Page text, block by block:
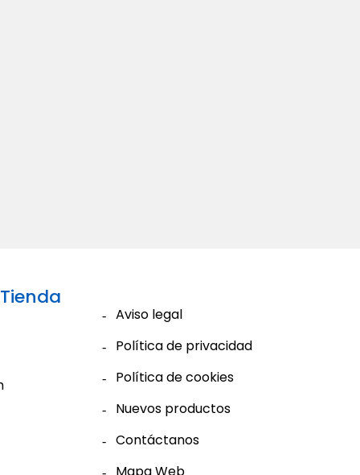
Aviso legal
Política de privacidad
Política de cookies
Nuevos productos
Contáctanos